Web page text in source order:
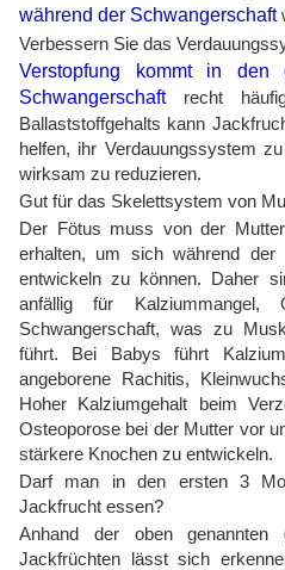
während der Schwangerschaft
Verbessern Sie das
Verstopfung kommt in den
Schwangerschaftrecht
Ballaststoffgehalts kann
helfen, ihr Verdauungssystem
wirksam zu reduzieren.
Gut für das Skelettsystem von
Der Fötus muss von der
erhalten, um sich während der
entwickeln zu können. Daher
anfällig für Kalziummangel,
Schwangerschaft, was zu
führt. Bei Babys führt
angeborene Rachitis,
Hoher Kalziumgehalt beim
Osteoporose bei der Mutter vor
stärkere Knochen zu entwickeln.
Darf man in den ersten 3
Jackfrucht essen?
Anhand der oben genannten
Jackfrüchten lässt sich